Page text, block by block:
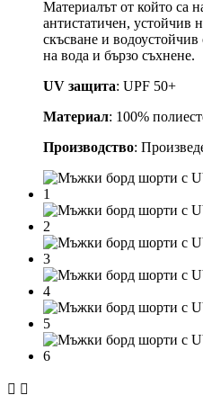
Материалът от който са
антистатичен, устойчив
скъсване и
на вода и бързо съхнене.
UV защита: UPF 50+
Материал: 100%
Производство:
 